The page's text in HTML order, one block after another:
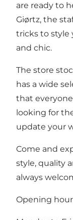
are ready to
Giørtz, the
tricks to style
and chic.
The store
has a wide
that
looking for
update your
Come and
style, quality
always
Opening